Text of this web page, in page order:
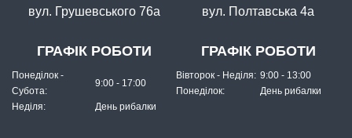
КУПИТИ
Конектор Kalipso 1.6мм (по штучному)
вул. Грушевського 76а
ГРАФІК РОБОТИ
Понеділок -
Субота:
9:00 - 17:00
Неділя: День рибалки
вул. Полтавська 4а
ГРАФІК РОБОТИ
Вівторок - Неділя: 9:00 - 13:00
Понеділок:
День рибалки